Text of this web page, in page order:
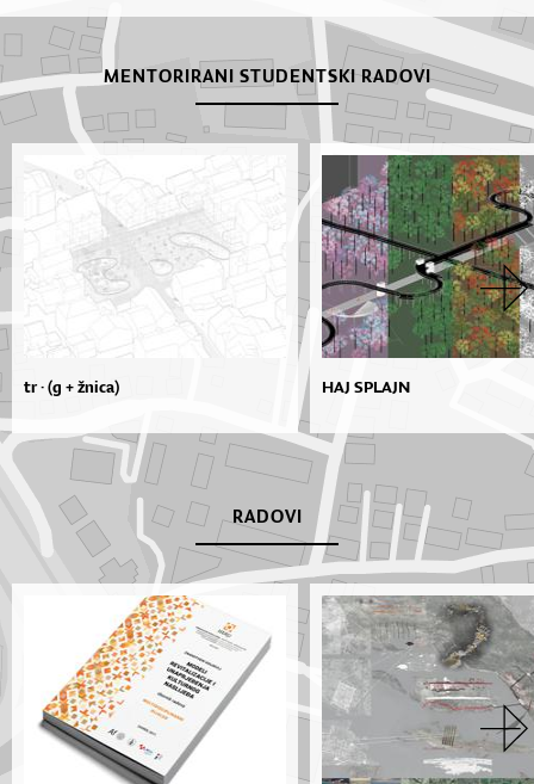
MENTORIRANI STUDENTSKI RADOVI
tr · (g + žnica) HAJ SPLAJN
RADOVI